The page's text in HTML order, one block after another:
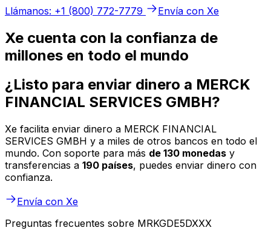
Llámanos: +1 (800) 772-7779
Envía con Xe
Xe cuenta con la confianza de
millones en todo el mundo
¿Listo para enviar dinero a MERCK
FINANCIAL SERVICES GMBH?
Xe facilita enviar dinero a MERCK FINANCIAL
SERVICES GMBH y a miles de otros bancos en todo el
mundo. Con soporte para más de 130 monedas y
transferencias a 190 países, puedes enviar dinero con
confianza.
Envía con Xe
Preguntas frecuentes sobre MRKGDE5DXXX